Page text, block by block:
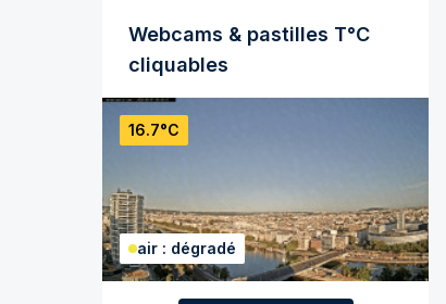
Webcams & pastilles T°C
cliquables
16.7°C
air : dégradé